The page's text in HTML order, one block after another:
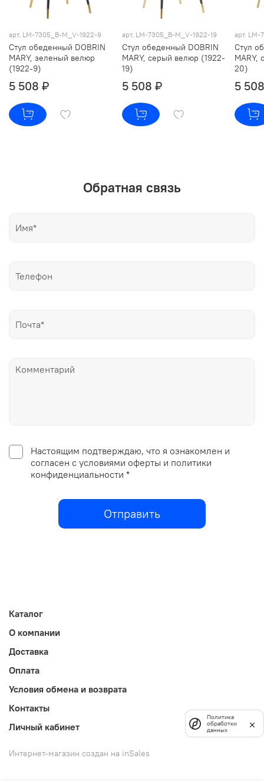
арт. LM-7305_B-M_V-1922-9
Стул обеденный DOBRIN
MARY, зеленый велюр
(1922-9)
5 508 ₽
арт. LM-7305_B-M_V-1922-19
Стул обеденный DOBRIN
MARY, серый велюр (1922-
19)
5 508 ₽
арт.
Стул
MARY,
20)
5
Обратная связь
Настоящим подтверждаю, что я ознакомлен и
согласен с условиями оферты и политики
конфиденциальности *
Отправить
Каталог
О компании
Доставка
Оплата
Условия обмена и возврата
Контакты
Личный кабинет
Интернет-магазин создан на inSales
Политика
обработки
данных